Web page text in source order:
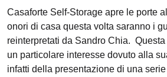
Casaforte Self-Storage apre le porte
onori di casa questa volta saranno i
reinterpretati da Sandro Chia.
un particolare interesse dovuto alla
infatti della presentazione di una